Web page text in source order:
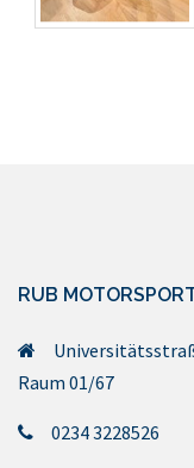
RUB
Raum 01/67
0234 3228526